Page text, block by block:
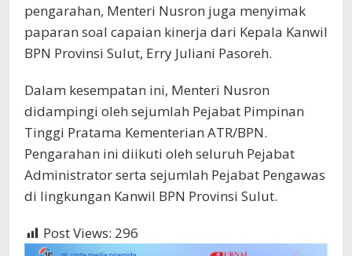
pengarahan, Menteri Nusron juga menyimak
paparan soal capaian kinerja dari Kepala Kanwil
BPN Provinsi Sulut, Erry Juliani Pasoreh.
Dalam kesempatan ini, Menteri Nusron
didampingi oleh sejumlah Pejabat Pimpinan
Tinggi Pratama Kementerian ATR/BPN.
Pengarahan ini diikuti oleh seluruh Pejabat
Administrator serta sejumlah Pejabat Pengawas
di lingkungan Kanwil BPN Provinsi Sulut.
Post Views: 296